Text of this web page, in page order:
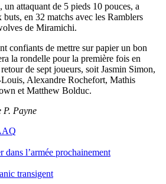
attaquant de 5 pieds 10 pouces, a
en 32 matchs avec les Ramblers
de Miramichi.
confiants de mettre sur papier un bon
la rondelle pour la première fois en
de sept joueurs, soit Jasmin Simon,
Alexandre Rochefort, Mathis
et Matthew Bolduc.
Payne
:
l’armée prochainement
:transigent